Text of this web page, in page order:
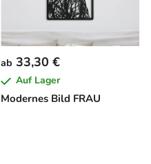
Modernes Bild FRAU
ab 33,30 €
Auf Lager